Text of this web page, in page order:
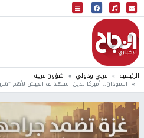
البث المباشر
إذاعة النجاح
الرئيسية عربي ودولي شؤون عربية
السودان.. أميركا تدين استهداف الجيش لأهم